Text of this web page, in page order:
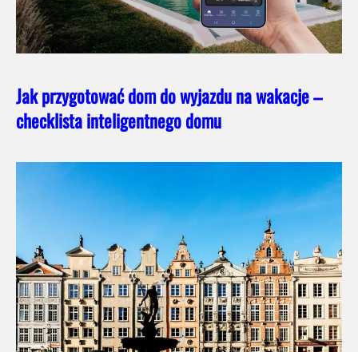
Jak przygotować dom do wyjazdu na wakacje –
checklista inteligentnego domu